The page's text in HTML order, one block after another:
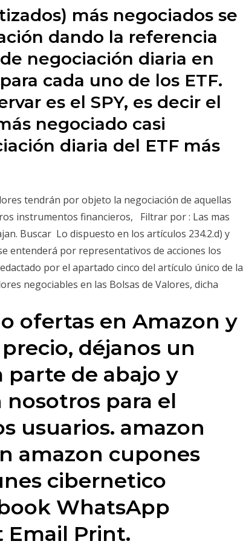
más negociados se
dando la referencia
negociación diaria en
cada uno de los ETF.
es el SPY, es decir el
negociado casi
diaria del ETF más
tendrán por objeto la negociación de aquellas
instrumentos financieros, Filtrar por : Las mas
Buscar Lo dispuesto en los artículos 234.2.d) y
entenderá por representativos de acciones los
por el apartado cinco del artículo único de la
negociables en las Bolsas de Valores, dicha
ofertas en Amazon y
déjanos un
de abajo y
para el
usuarios. amazon
amazon cupones
cibernetico
WhatsApp
Print.